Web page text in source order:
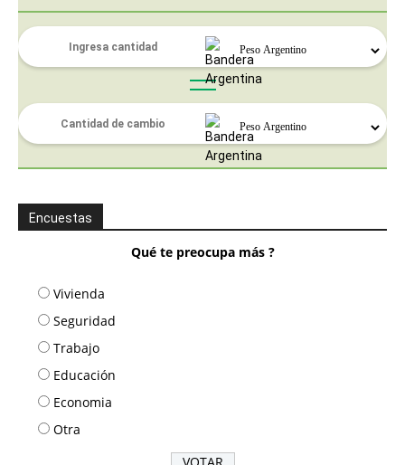
Encuestas
Qué te preocupa más ?
Vivienda
Seguridad
Trabajo
Educación
Economia
Otra